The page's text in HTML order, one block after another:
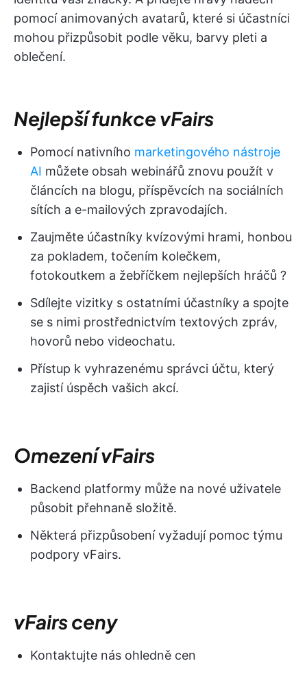
pomocí animovaných avatarů, které si účastníci
mohou přizpůsobit podle věku, barvy pleti a
oblečení.
Nejlepší funkce vFairs
Pomocí nativního marketingového nástroje
AI můžete obsah webinářů znovu použít v
článcích na blogu, příspěvcích na sociálních
sítích a e-mailových zpravodajích.
Zaujměte účastníky kvízovými hrami, honbou
za pokladem, točením kolečkem,
fotokoutkem a žebříčkem nejlepších hráčů ?
Sdílejte vizitky s ostatními účastníky a spojte
se s nimi prostřednictvím textových zpráv,
hovorů nebo videochatu.
Přístup k vyhrazenému správci účtu, který
zajistí úspěch vašich akcí.
Omezení vFairs
Backend platformy může na nové uživatele
působit přehnaně složitě.
Některá přizpůsobení vyžadují pomoc týmu
podpory vFairs.
vFairsceny
Kontaktujte nás ohledně cen